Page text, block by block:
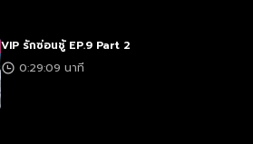
VIP รักซ่อนชู้ EP.9 Part 2
0:29:09 นาที